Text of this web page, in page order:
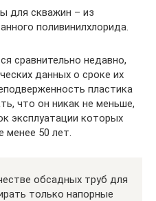
для скважин – из
поливинилхлорида.
сравнительно недавно,
данных о сроке их
пластика
что он никак не меньше,
эксплуатации которых
менее 50 лет.
обсадных труб для
только напорные